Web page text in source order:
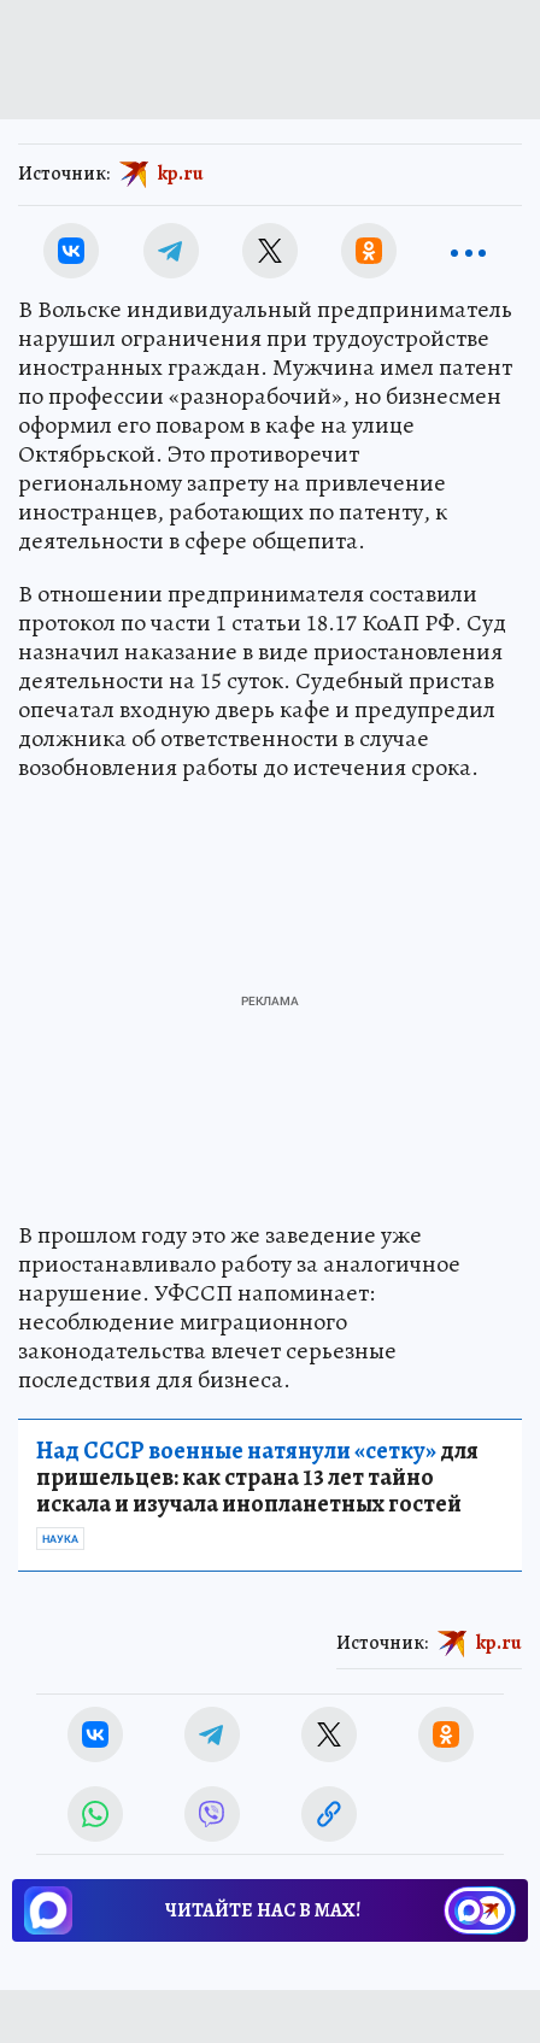
Источник: kp.ru
В Вольске индивидуальный предприниматель
нарушил ограничения при трудоустройстве
иностранных граждан. Мужчина имел патент
по профессии «разнорабочий», но бизнесмен
оформил его поваром в кафе на улице
Октябрьской. Это противоречит
региональному запрету на привлечение
иностранцев, работающих по патенту, к
деятельности в сфере общепита.
В отношении предпринимателя составили
протокол по части 1 статьи 18.17 КоАП РФ. Суд
назначил наказание в виде приостановления
деятельности на 15 суток. Судебный пристав
опечатал входную дверь кафе и предупредил
должника об ответственности в случае
возобновления работы до истечения срока.
В прошлом году это же заведение уже
приостанавливало работу за аналогичное
нарушение. УФССП напоминает:
несоблюдение миграционного
законодательства влечет серьезные
последствия для бизнеса.
Над СССР военные натянули «сетку»для
пришельцев: как страна 13 лет тайно
искала и изучала инопланетных гостей
НАУКА
Источник: kp.ru
ЧИТАЙТЕ НАС В МАХ!